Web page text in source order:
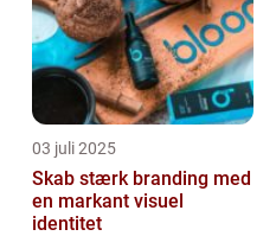
03 juli 2025
Skab stærk branding med
en markant visuel
identitet